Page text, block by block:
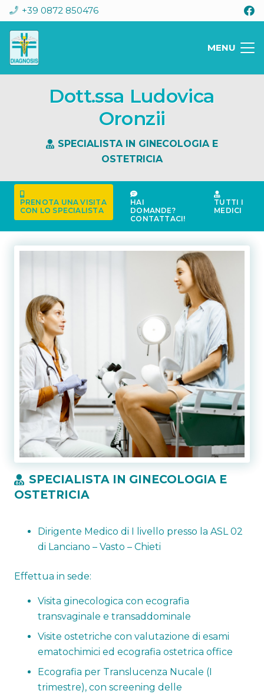
+39 0872 850476
MENU
Dott.ssa Ludovica
Oronzii
SPECIALISTA IN GINECOLOGIA E
OSTETRICIA
PRENOTA UNA VISITA
CON LO SPECIALISTA
HAI
DOMANDE?
CONTATTACI!
TUTTI I
MEDICI
SPECIALISTA IN GINECOLOGIA E
OSTETRICIA
Dirigente Medico di I livello presso la ASL 02
di Lanciano – Vasto – Chieti
Effettua in sede:
Visita ginecologica con ecografia
transvaginale e transaddominale
Visite ostetriche con valutazione di esami
ematochimici ed ecografia ostetrica office
Ecografia per Translucenza Nucale (I
trimestre), con screening delle